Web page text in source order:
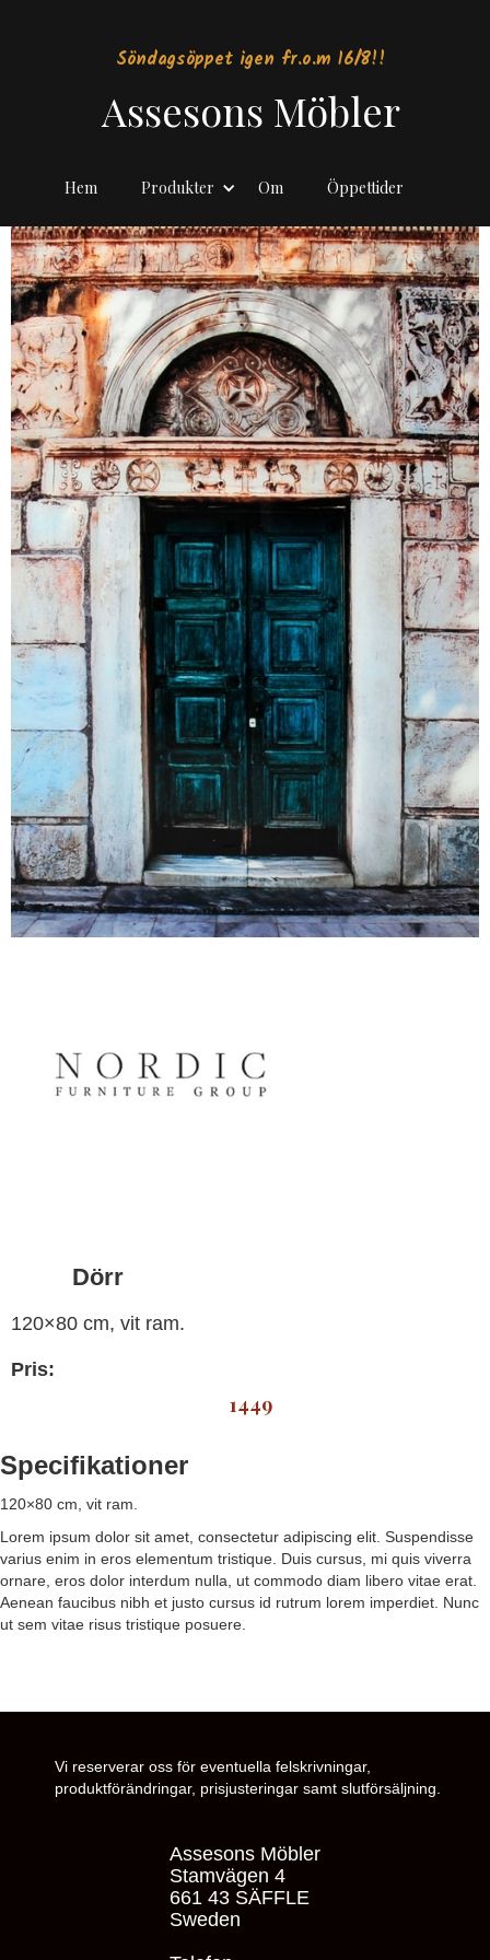
Söndagsöppet igen fr.o.m 16/8!!
Assesons Möbler
Hem Produkter Om Öppettider
Dörr
120×80 cm, vit ram.
Pris:
1449
Specifikationer
120×80 cm, vit ram.
Lorem ipsum dolor sit amet, consectetur adipiscing elit. Suspendisse
varius enim in eros elementum tristique. Duis cursus, mi quis viverra
ornare, eros dolor interdum nulla, ut commodo diam libero vitae erat.
Aenean faucibus nibh et justo cursus id rutrum lorem imperdiet. Nunc
ut sem vitae risus tristique posuere.
Vi reserverar oss för eventuella felskrivningar,
produktförändringar, prisjusteringar samt slutförsäljning.
Assesons Möbler
Stamvägen 4
661 43 SÄFFLE
Sweden